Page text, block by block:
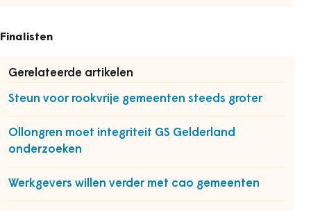
Finalisten
Gerelateerde artikelen
Steun voor rookvrije gemeenten steeds groter
Ollongren moet integriteit GS Gelderland
onderzoeken
Werkgevers willen verder met cao gemeenten